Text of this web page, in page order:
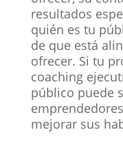
resultados
quién es tu
de que está
ofrecer. Si tu
coaching
público puede
mejorar sus